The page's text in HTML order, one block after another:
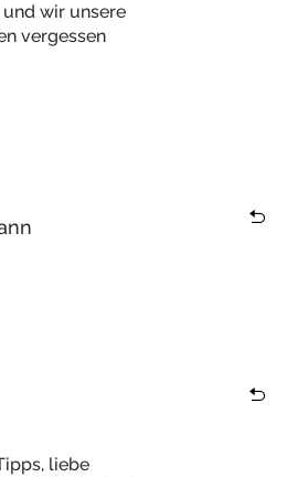
wir unsere
vergessen
liebe